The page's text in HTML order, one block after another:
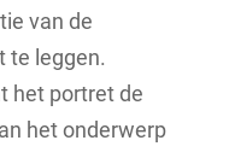
van de
te leggen.
het portret de
het onderwerp